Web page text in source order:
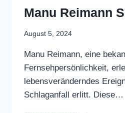
BLOG|KRANKHEITEN
Manu Reimann
Schlaganfall